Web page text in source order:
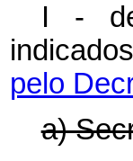
I -
pelo
a)